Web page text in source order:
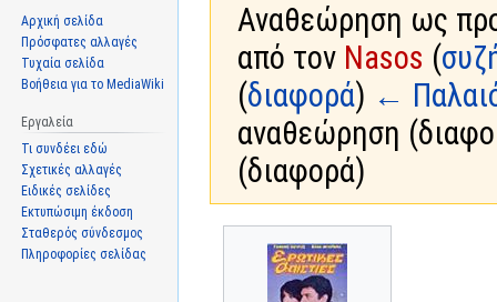
Αναθεώρηση ως
από τον Nasos (
(διαφορά) ←
αναθεώρηση
(διαφορά)
Αρχική σελίδα
Πρόσφατες αλλαγές
Τυχαία σελίδα
Βοήθεια για το MediaWiki
Εργαλεία
Τι συνδέει εδώ
Σχετικές αλλαγές
Ειδικές σελίδες
Εκτυπώσιμη έκδοση
Σταθερός σύνδεσμος
Πληροφορίες σελίδας